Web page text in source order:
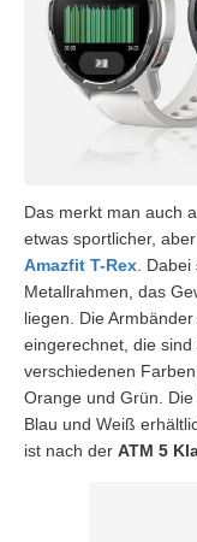
Das merkt man auch
etwas sportlicher,
Amazfit T-Rex. Dabei
Metallrahmen, das
liegen. Die
eingerechnet, die
verschiedenen
Orange und Grün. Die
Blau und Weiß
ist nach der ATM 5